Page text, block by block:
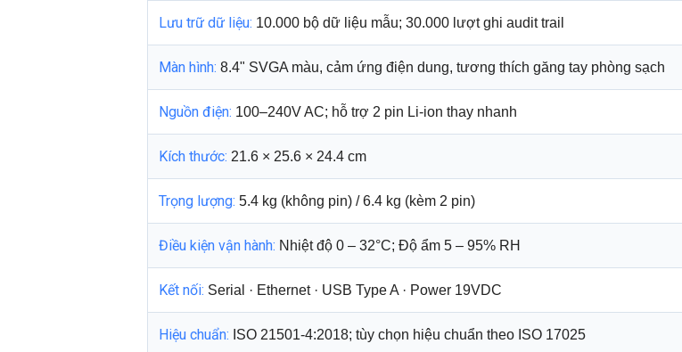
Lưu trữ dữ liệu: 10.000 bộ dữ liệu mẫu; 30.000 lượt ghi audit trail
Màn hình: 8.4" SVGA màu, cảm ứng điện dung, tương thích găng tay phòng sạch
Nguồn điện: 100–240V AC; hỗ trợ 2 pin Li-ion thay nhanh
Kích thước: 21.6 × 25.6 × 24.4 cm
Trọng lượng: 5.4 kg (không pin) / 6.4 kg (kèm 2 pin)
Điều kiện vận hành: Nhiệt độ 0 – 32°C; Độ ẩm 5 – 95% RH
Kết nối: Serial · Ethernet · USB Type A · Power 19VDC
Hiệu chuẩn: ISO 21501-4:2018; tùy chọn hiệu chuẩn theo ISO 17025